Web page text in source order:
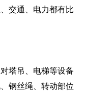
交通、电力都有比
塔吊、电梯等设备
钢丝绳、转动部位